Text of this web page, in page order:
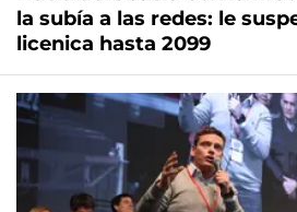
la subía a las redes: le
licenica hasta 2099